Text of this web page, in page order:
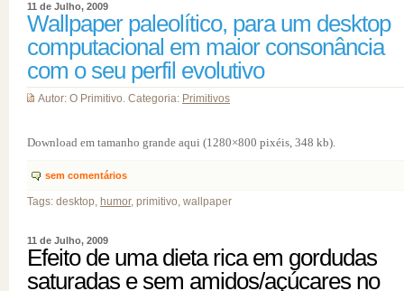
11 de Julho, 2009
Wallpaper paleolítico, para um desktop
computacional em maior consonância
com o seu perfil evolutivo
Autor: O Primitivo. Categoria: Primitivos
Download em tamanho grande aqui (1280×800 pixéis, 348 kb).
sem comentários
Tags: desktop, humor, primitivo, wallpaper
11 de Julho, 2009
Efeito de uma dieta rica em gordudas
saturadas e sem amidos/açúcares no